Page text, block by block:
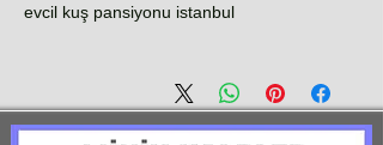
evcil kuş pansiyonu istanbul